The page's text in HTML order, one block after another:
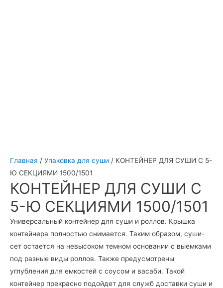
Главная / Упаковка для суши / КОНТЕЙНЕР ДЛЯ СУШИ С 5-
Ю СЕКЦИЯМИ 1500/1501
КОНТЕЙНЕР ДЛЯ СУШИ С
5-Ю СЕКЦИЯМИ 1500/1501
Универсальный контейнер для суши и роллов. Крышка
контейнера полностью снимается. Таким образом, суши-
сет остается на невысоком темном основании с выемками
под разные виды роллов. Также предусмотрены
углубления для емкостей с соусом и васаби. Такой
контейнер прекрасно подойдет для служб доставки суши и